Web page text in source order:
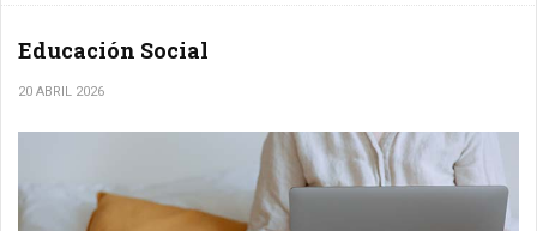
Educación Social
20 ABRIL 2026